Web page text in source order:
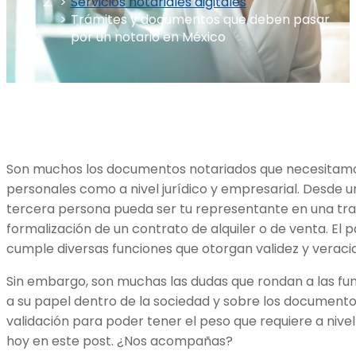
Trámites y documentos que deben pasar
por un notario en México
Son muchos los documentos notariados que
personales como a nivel jurídico y empresarial. Desde
tercera persona pueda ser tu representante en una
formalización de un contrato de alquiler o de venta. El
cumple diversas funciones que otorgan validez y
Sin embargo, son muchas las dudas que rondan a las
a su papel dentro de la sociedad y sobre los
validación para poder tener el peso que requiere a
hoy en este post. ¿Nos acompañas?